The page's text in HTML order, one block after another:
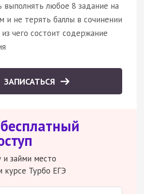
любое 8 задание на
и не терять баллы в сочинении
чего состоит содержание
ЗАПИСАТЬСЯ
и займи место
курсе Турбо ЕГЭ